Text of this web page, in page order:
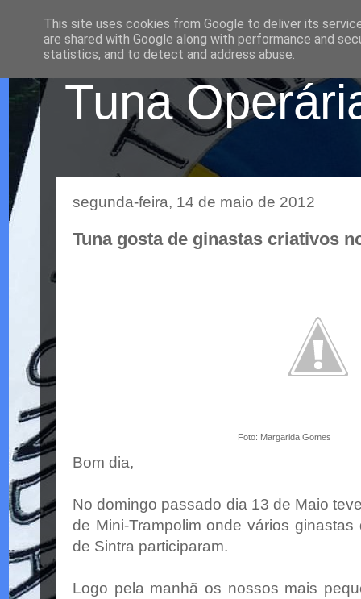
Tuna
segunda-feira, 14 de maio de 2012
Tuna gosta de ginastas criativos
Foto: Margarida Gomes
Bom dia,
No domingo passado dia 13 de Maio
de Mini-Trampolim onde vários
de Sintra participaram.
Logo pela manhã os nossos mais
This site uses cookies from Google to deliver its
are shared with Google along with performance and
statistics, and to detect and address abuse.